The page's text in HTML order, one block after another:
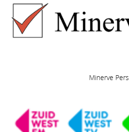
Minerve Pers